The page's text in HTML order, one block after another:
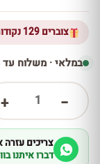
צוברים 129 נקודות קאשבק ברכישת מוצר זה
במלאי · משלוח עד 3 ימי עסקים
−
1
+
צריכים
דברו איתנו